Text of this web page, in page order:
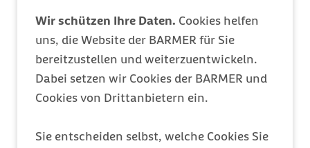
Wir schützen Ihre Daten. Cookies helfen
uns, die Website der BARMER für Sie
bereitzustellen und weiterzuentwickeln.
Dabei setzen wir Cookies der BARMER und
Cookies von Drittanbietern ein.
Sie entscheiden selbst, welche Cookies Sie